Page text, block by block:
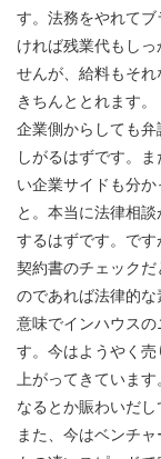
す。法務をやれて
ければ残業代もし
せんが、給料もそ
きちんととれます。
企業側からしても
しがるはずです。
い企業サイドも分
と。本当に法律相
するはずです。で
契約書のチェック
のであれば法律的
意味でインハウス
す。今はようやく
上がってきていま
なるとか賑わいだし
また、今はベンチ